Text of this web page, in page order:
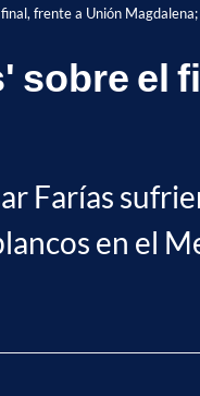
frente a Unión
el
Farías
en el